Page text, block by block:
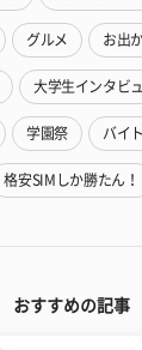
グルメ お出
大学生インタビ
学園祭 バイ
格安SIMしか勝たん！
おすすめの記事